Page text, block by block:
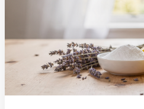
de
moisissure
:
nos